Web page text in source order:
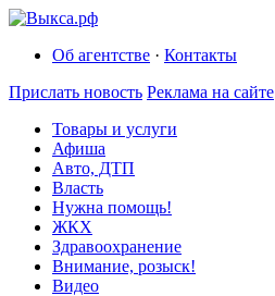
Об агентстве · Контакты
Прислать новость Реклама на сайте
Товары и услуги
Афиша
Авто, ДТП
Власть
Нужна помощь!
ЖКХ
Здравоохранение
Внимание, розыск!
Видео